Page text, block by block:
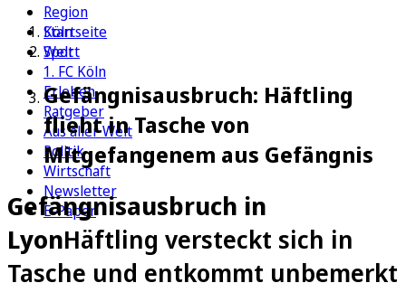
Region
Köln
Sport
1. FC Köln
Erleben
Ratgeber
Aus aller Welt
Politik
Wirtschaft
Newsletter
E-Paper
Startseite
Welt
Gefängnisausbruch: Häftling
flieht in Tasche von
Mitgefangenem aus Gefängnis
Gefängnisausbruch in
LyonHäftling versteckt sich in
Tasche und entkommt unbemerkt